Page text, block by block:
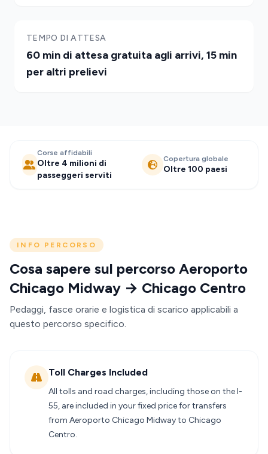
TEMPO DI ATTESA
60 min di attesa gratuita agli arrivi, 15 min
per altri prelievi
Corse affidabili
Oltre 4 milioni di
passeggeri serviti
Copertura globale
Oltre 100 paesi
INFO PERCORSO
Cosa sapere sul percorso Aeroporto
Chicago Midway → Chicago Centro
Pedaggi, fasce orarie e logistica di scarico applicabili a
questo percorso specifico.
Toll Charges Included
All tolls and road charges, including those on the I-
55, are included in your fixed price for transfers
from Aeroporto Chicago Midway to Chicago
Centro.